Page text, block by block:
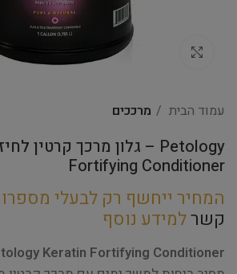
Click to enlarge
עמוד הבית מרככים
Fortifying Conditioner
המחיר ייחשף רק לבעלי
קשרלמידע נוסף
Keratin Fortifying Conditioner